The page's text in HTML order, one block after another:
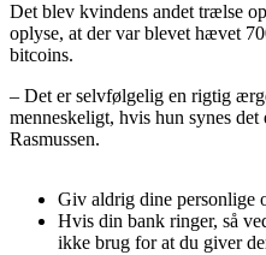
Det blev kvindens andet trælse
oplyse, at der var blevet hævet
bitcoins.
– Det er selvfølgelig en rigtig
menneskeligt, hvis hun synes
Rasmussen.
Giv aldrig dine personlige
Hvis din bank ringer, så
ikke brug for at du giver